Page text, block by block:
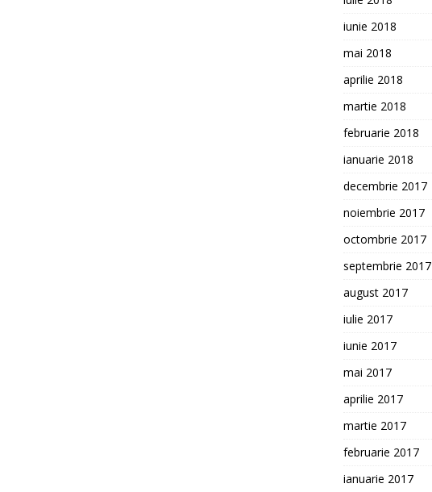
iunie 2018
mai 2018
aprilie 2018
martie 2018
februarie 2018
ianuarie 2018
decembrie 2017
noiembrie 2017
octombrie 2017
septembrie 2017
august 2017
iulie 2017
iunie 2017
mai 2017
aprilie 2017
martie 2017
februarie 2017
ianuarie 2017